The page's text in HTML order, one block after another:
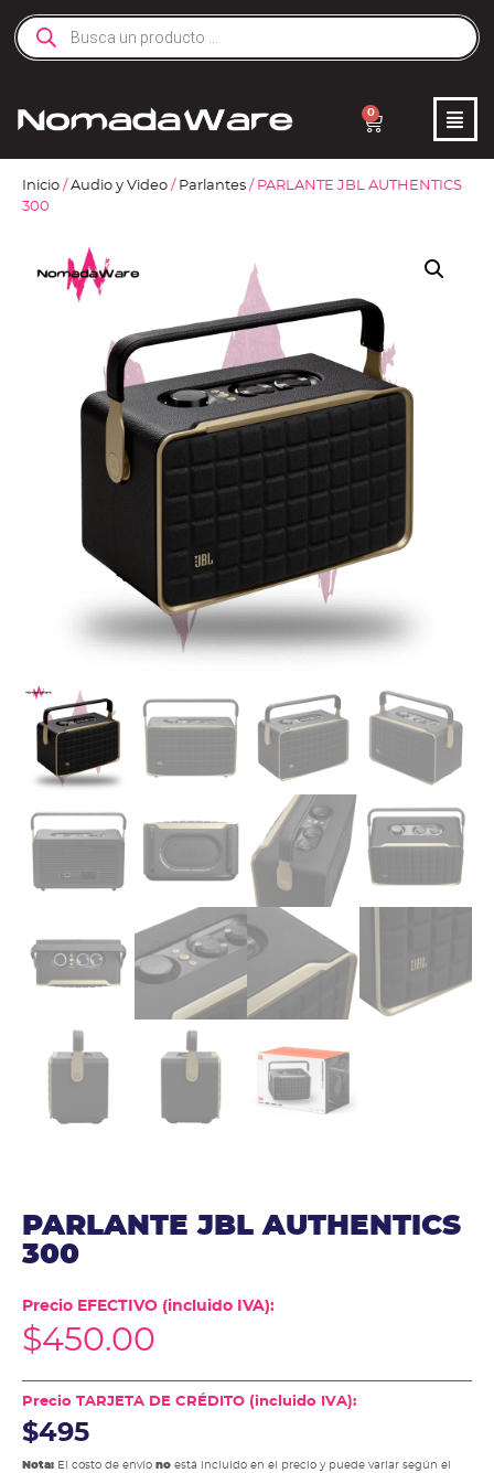
0
Inicio / Audio y Video / Parlantes / PARLANTE JBL AUTHENTICS
300
PARLANTE JBL AUTHENTICS
300
Precio EFECTIVO (incluido IVA):
$450.00
Precio TARJETA DE CRÉDITO (incluido IVA):
$495
Nota: El costo de envío no está incluido en el precio y puede variar según el